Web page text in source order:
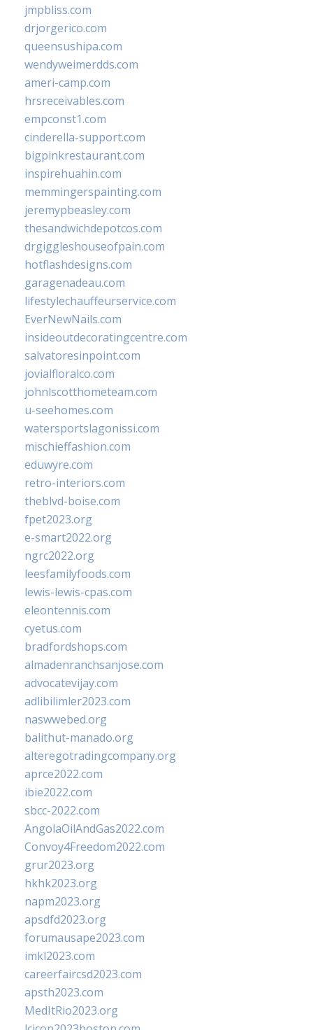
jmpbliss.com
drjorgerico.com
queensushipa.com
wendyweimerdds.com
ameri-camp.com
hrsreceivables.com
empconst1.com
cinderella-support.com
bigpinkrestaurant.com
inspirehuahin.com
memmingerspainting.com
jeremypbeasley.com
thesandwichdepotcos.com
drgiggleshouseofpain.com
hotflashdesigns.com
garagenadeau.com
lifestylechauffeurservice.com
EverNewNails.com
insideoutdecoratingcentre.com
salvatoresinpoint.com
jovialfloralco.com
johnlscotthometeam.com
u-seehomes.com
watersportslagonissi.com
mischieffashion.com
eduwyre.com
retro-interiors.com
theblvd-boise.com
fpet2023.org
e-smart2022.org
ngrc2022.org
leesfamilyfoods.com
lewis-lewis-cpas.com
eleontennis.com
cyetus.com
bradfordshops.com
almadenranchsanjose.com
advocatevijay.com
adlibilimler2023.com
naswwebed.org
balithut-manado.org
alteregotradingcompany.org
aprce2022.com
ibie2022.com
sbcc-2022.com
AngolaOilAndGas2022.com
Convoy4Freedom2022.com
grur2023.org
hkhk2023.org
napm2023.org
apsdfd2023.org
forumausape2023.com
imkl2023.com
careerfaircsd2023.com
apsth2023.com
MedItRio2023.org